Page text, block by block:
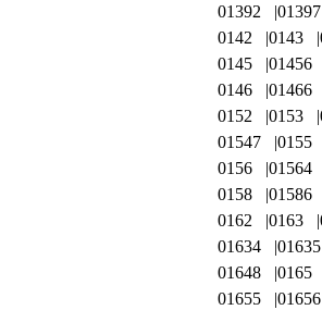
01392
01397
0142
0143
0145
01456
0146
01466
0152
0153
01547
0155
0156
01564
0158
01586
0162
0163
01634
01635
01648
0165
01655
01656